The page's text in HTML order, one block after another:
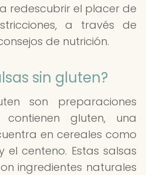
redescubrir el placer de
a través de
de nutrición.
sin gluten?
son preparaciones
gluten, una
en cereales como
centeno. Estas salsas
ingredientes naturales